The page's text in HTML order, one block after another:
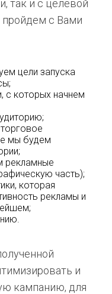
так и с целевой
с Вами
цели запуска
с которых начнем
мы будем
рекламные
часть);
которая
рекламы и
и
кампанию, для